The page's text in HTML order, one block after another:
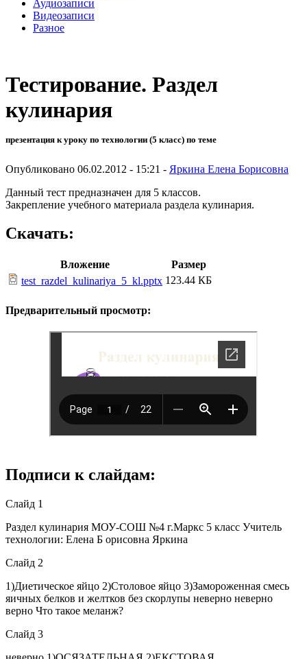
Аудиозаписи
Видеозаписи
Разное
Тестирование. Раздел
кулинария
презентация к уроку по технологии (5 класс) по теме
Опубликовано 06.02.2012 - 15:21 - Яркина Елена Борисовна
Данный тест предназначен для 5 классов.
Закрепление учебного материала раздела кулинария.
Скачать:
Вложение
Размер
test_razdel_kulinariya_5_kl.pptx 123.44 КБ
Предварительный просмотр:
Подписи к слайдам:
Слайд 1
Раздел кулинария МОУ-СОШ №4 г.Маркс 5 класс Учитель
технологии: Елена Б орисовна Яркина
Слайд 2
1)Диетическое яйцо 2)Столовое яйцо 3)Замороженная смесь
яичных белков и желтков без скорлупы неверно неверно
верно Что такое меланж?
Слайд 3